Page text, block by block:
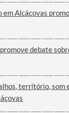
em Alcáçovas
debate
território, som